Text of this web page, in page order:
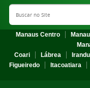
Search Site
Manaus Centro
Coari
Lábrea
Figueiredo
Itacoatiara